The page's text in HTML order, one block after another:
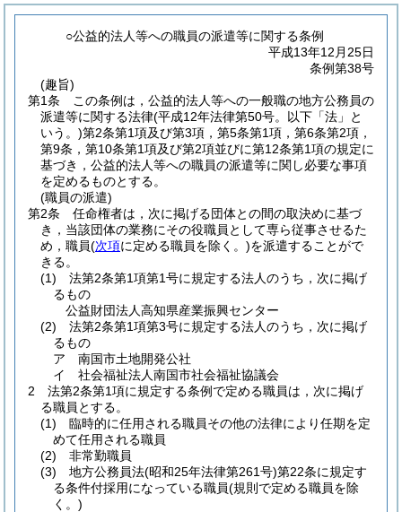
○公益的法人等への職員の派遣等に関する条例
平成13年12月25日
条例第38号
(趣旨)
第1条
この条例は，公益的法人等への一般職の地方公務員の
派遣等に関する法律(平成12年法律第50号。以下「法」と
いう。)第2条第1項及び第3項，第5条第1項，第6条第2項，
第9条，第10条第1項及び第2項並びに第12条第1項の規定に
基づき，公益的法人等への職員の派遣等に関し必要な事項
を定めるものとする。
(職員の派遣)
第2条
任命権者は，次に掲げる団体との間の取決めに基づ
き，当該団体の業務にその役職員として専ら従事させるた
め，職員(次項に定める職員を除く。)を派遣することがで
きる。
(1)
法第2条第1項第1号に規定する法人のうち，次に掲げ
るもの
公益財団法人高知県産業振興センター
(2)
法第2条第1項第3号に規定する法人のうち，次に掲げ
るもの
ア
南国市土地開発公社
イ
社会福祉法人南国市社会福祉協議会
2
法第2条第1項に規定する条例で定める職員は，次に掲げ
る職員とする。
(1)
臨時的に任用される職員その他の法律により任期を定
めて任用される職員
(2)
非常勤職員
(3)
地方公務員法(昭和25年法律第261号)第22条に規定す
る条件付採用になっている職員(規則で定める職員を除
く。)